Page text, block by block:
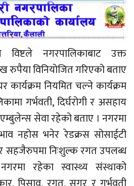
नगरपालिकाबाट उक्त
रुपैया विनियोजित गरिएको बताए
नियमित चल्ने कार्यक्रम
गर्भवती, दिर्घरोगी र असहाय
सेवा रहेको बताए । नगरमा
नहोस भनेर रेडक्रस सोसाईटी
निःशुल्क रगत उपलब्ध
रहेका स्वास्थ्य संस्थाको